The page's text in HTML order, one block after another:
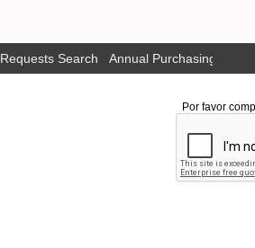
Requests Search Annual Purchasing Plan
Por favor